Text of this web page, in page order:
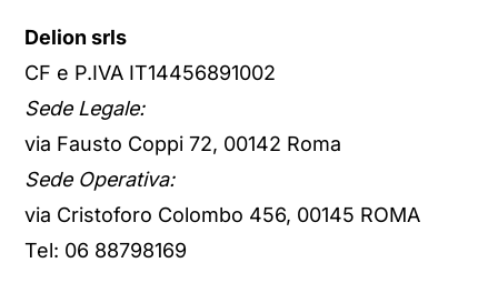
Delion srls
CF e P.IVA IT14456891002
Sede Legale:
via Fausto Coppi 72, 00142 Roma
Sede Operativa:
via Cristoforo Colombo 456, 00145 ROMA
Tel: 06 88798169